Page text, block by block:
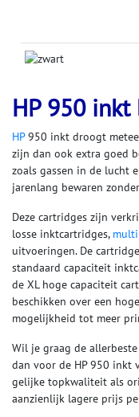
HP 950
HP950 inkt droogt
zijn dan ook extra goed
zoals gassen in de lucht
jarenlang bewaren
Deze cartridges zijn
losse inktcartridges,
uitvoeringen. De
standaard capaciteit
de XL hoge capaciteit
beschikken over een
mogelijkheid tot meer
Wil je graag de
dan voor de HP 950 inkt
gelijke topkwaliteit als
aanzienlijk lagere prijs